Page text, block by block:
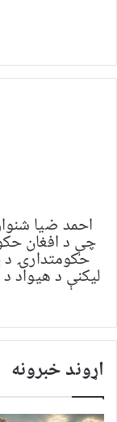
احمد ضیا
چې د افغان
حکومتدارۍ د
لیکنې د هیواد
اړوند خبرونه